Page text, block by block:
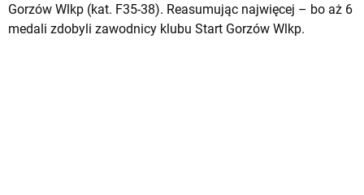
Gorzów Wlkp (kat. F35-38). Reasumując najwięcej – bo aż 6
medali zdobyli zawodnicy klubu Start Gorzów Wlkp.